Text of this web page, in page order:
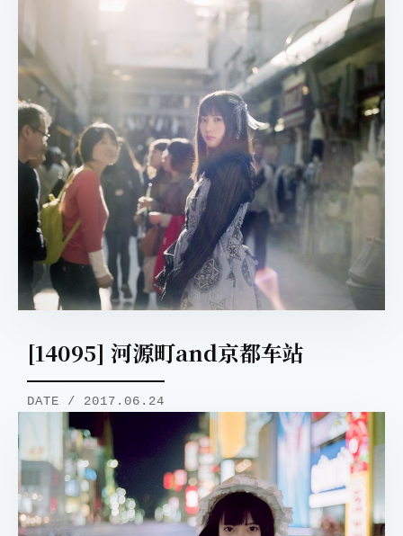
[14095] 河源町and京都车站
DATE / 2017.06.24
取消 搜索